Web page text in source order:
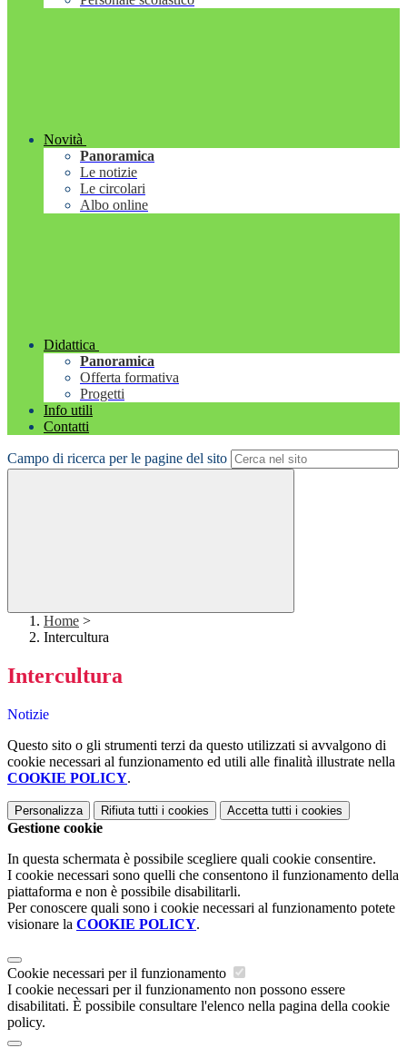
Novità
Panoramica
Le notizie
Le circolari
Albo online
Didattica
Panoramica
Offerta formativa
Progetti
Info utili
Contatti
Campo di ricerca per le pagine del sito
Home >
Intercultura
Intercultura
Notizie
Questo sito o gli strumenti terzi da questo utilizzati si avvalgono di
cookie necessari al funzionamento ed utili alle finalità illustrate nella
COOKIE POLICY.
Personalizza Rifiuta tutti i cookies Accetta tutti i cookies
Gestione cookie
In questa schermata è possibile scegliere quali cookie consentire.
I cookie necessari sono quelli che consentono il funzionamento della
piattaforma e non è possibile disabilitarli.
Per conoscere quali sono i cookie necessari al funzionamento potete
visionare la COOKIE POLICY.
Cookie necessari per il funzionamento
I cookie necessari per il funzionamento non possono essere
disabilitati. È possibile consultare l'elenco nella pagina della cookie
policy.